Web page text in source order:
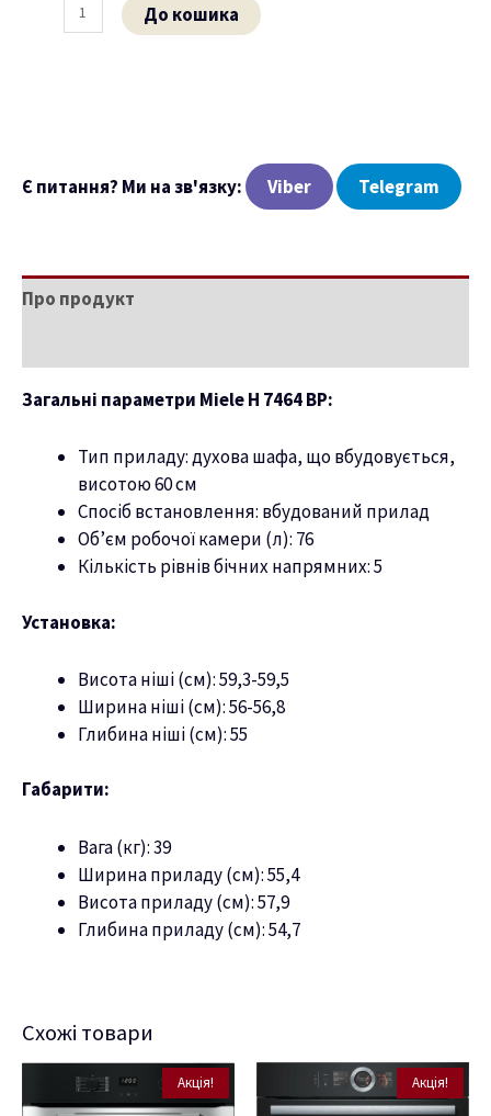
До кошика
Є питання? Ми на зв'язку: Viber Telegram
Про продукт
Загальні параметри Miele H 7464 BP:
Тип приладу: духова шафа, що вбудовується,
висотою 60 см
Спосіб встановлення: вбудований прилад
Об’єм робочої камери (л): 76
Кількість рівнів бічних напрямних: 5
Установка:
Висота ніші (см): 59,3-59,5
Ширина ніші (см): 56-56,8
Глибина ніші (см): 55
Габарити:
Вага (кг): 39
Ширина приладу (см): 55,4
Висота приладу (см): 57,9
Глибина приладу (см): 54,7
Схожі товари
Акція! Акція!